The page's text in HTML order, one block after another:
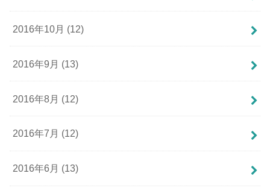
2016年10月 (12)
2016年9月 (13)
2016年8月 (12)
2016年7月 (12)
2016年6月 (13)